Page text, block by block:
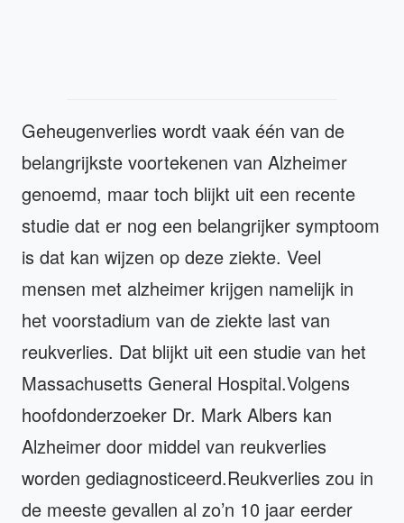
Geheugenverlies wordt vaak één van de
belangrijkste voortekenen van Alzheimer
genoemd, maar toch blijkt uit een recente
studie dat er nog een belangrijker symptoom
is dat kan wijzen op deze ziekte. Veel
mensen met alzheimer krijgen namelijk in
het voorstadium van de ziekte last van
reukverlies. Dat blijkt uit een studie van het
Massachusetts General Hospital.Volgens
hoofdonderzoeker Dr. Mark Albers kan
Alzheimer door middel van reukverlies
worden gediagnosticeerd.Reukverlies zou in
de meeste gevallen al zo’n 10 jaar eerder